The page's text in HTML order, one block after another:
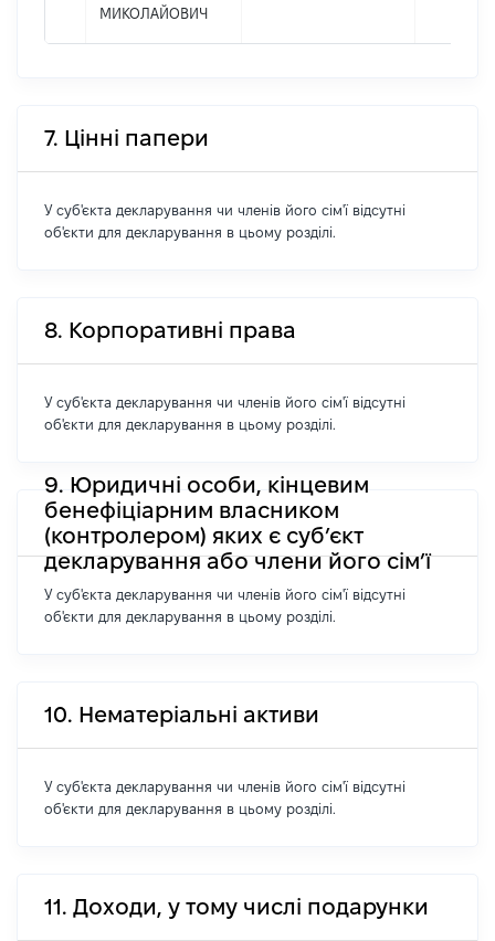
МИКОЛАЙОВИЧ
7. Цінні папери
У суб'єкта декларування чи членів його сім'ї відсутні
об'єкти для декларування в цьому розділі.
8. Корпоративні права
У суб'єкта декларування чи членів його сім'ї відсутні
об'єкти для декларування в цьому розділі.
9. Юридичні особи, кінцевим
бенефіціарним власником
(контролером) яких є суб’єкт
декларування або члени його сім’ї
У суб'єкта декларування чи членів його сім'ї відсутні
об'єкти для декларування в цьому розділі.
10. Нематеріальні активи
У суб'єкта декларування чи членів його сім'ї відсутні
об'єкти для декларування в цьому розділі.
11. Доходи, у тому числі подарунки